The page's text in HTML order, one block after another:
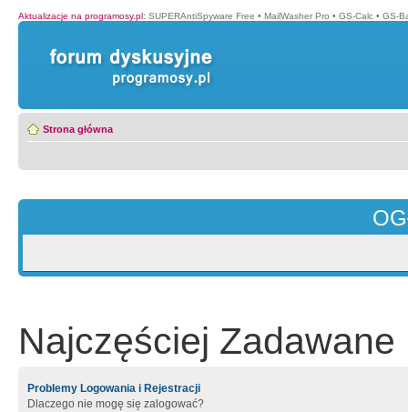
Aktualizacje na programosy.pl: SUPERAntiSpyware Free • MailWasher Pro • GS-Calc • GS-
Strona główna
Najczęściej Zadawane
Problemy Logowania i Rejestracji
Dlaczego nie mogę się zalogować?